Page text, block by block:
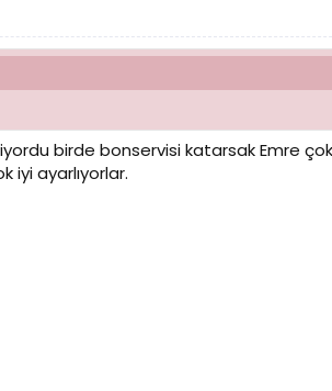
birde bonservisi katarsak Emre
iyi ayarlıyorlar.